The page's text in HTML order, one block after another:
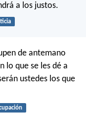
a los justos.
de antemano
lo que se les dé a
ustedes los que